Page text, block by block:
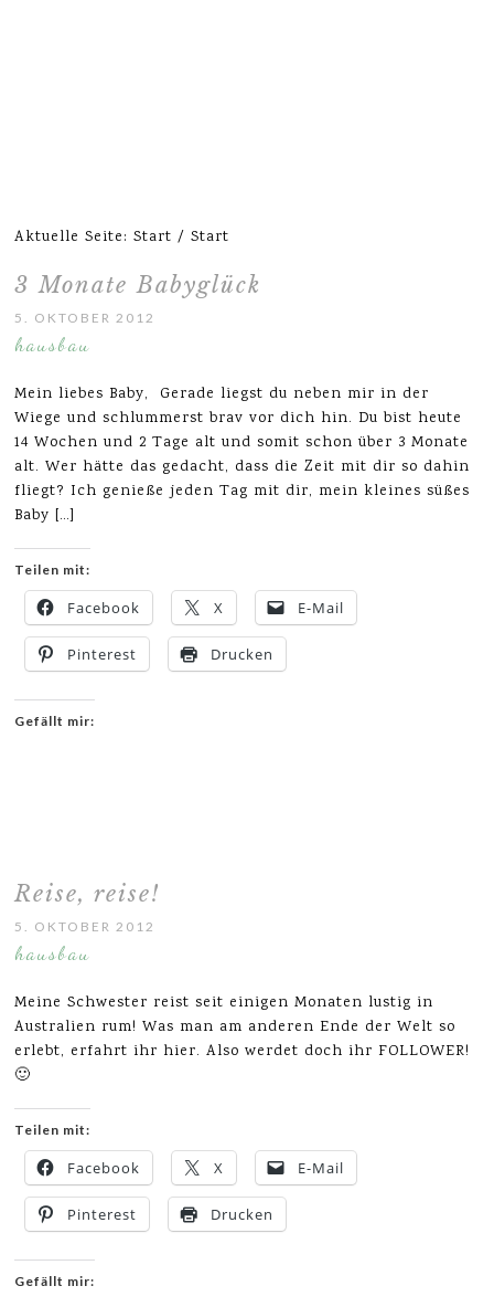
Aktuelle Seite: Start/ Start
3 Monate Babyglück
5. OKTOBER 2012
hausbau
Mein liebes Baby, Gerade liegst du neben mir in der
Wiege und schlummerst brav vor dich hin. Du bist heute
14 Wochen und 2 Tage alt und somit schon über 3 Monate
alt. Wer hätte das gedacht, dass die Zeit mit dir so dahin
fliegt? Ich genieße jeden Tag mit dir, mein kleines süßes
Baby […]
Teilen mit:
Facebook X E-Mail
Pinterest Drucken
Gefällt mir:
Reise, reise!
5. OKTOBER 2012
hausbau
Meine Schwester reist seit einigen Monaten lustig in
Australien rum! Was man am anderen Ende der Welt so
erlebt, erfahrt ihr hier. Also werdet doch ihr FOLLOWER!
🙂
Teilen mit:
Facebook X E-Mail
Pinterest Drucken
Gefällt mir: